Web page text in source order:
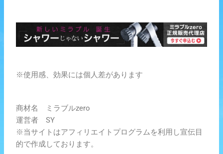
※使用感、効果には個人差があります
商材名 ミラブルzero
運営者 SY
※当サイトはアフィリエイトプログラムを利用し宣伝目
的で作成しております。